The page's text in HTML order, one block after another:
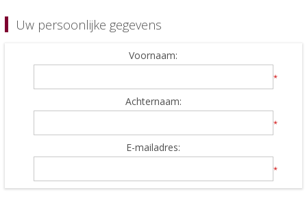
Uw persoonlijke gegevens
Voornaam:
*
Achternaam:
*
E-mailadres:
*